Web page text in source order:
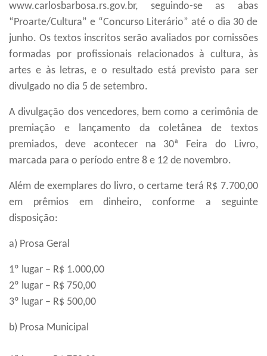
www.carlosbarbosa.rs.gov.br, seguindo-se as abas
“Proarte/Cultura” e“Concurso Literário”até o dia 30 de
junho. Os textos inscritos serão avaliados por comissões
formadas por profissionais relacionados à cultura, às
artes e às letras, e o resultado está previsto para ser
divulgado no dia 5 de setembro.
A divulgação dos vencedores, bem como a cerimônia de
premiação e lançamento da coletânea de textos
premiados, deve acontecer na 30ª Feira do Livro,
marcada para o período entre 8 e 12 de novembro.
Além de exemplares do livro, o certame terá R$ 7.700,00
em prêmios em dinheiro, conforme a seguinte
disposição:
a) Prosa Geral
1º lugar – R$ 1.000,00
2º lugar – R$ 750,00
3º lugar – R$ 500,00
b) Prosa Municipal